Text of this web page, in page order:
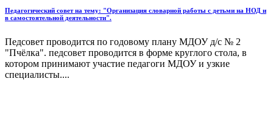
Педагогический совет на тему: "Организация словарной работы с детьми на НОД и
в самостоятельной деятельности".
Педсовет проводится по годовому плану МДОУ д/с № 2
"Пчёлка". педсовет проводится в форме круглого стола, в
котором принимают участие педагоги МДОУ и узкие
специалисты....